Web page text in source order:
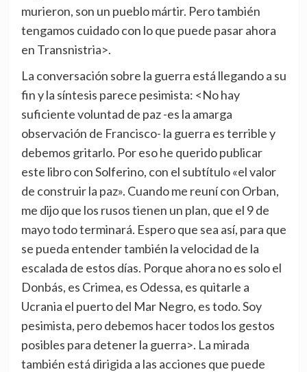
murieron, son un pueblo mártir. Pero también
tengamos cuidado con lo que puede pasar ahora
en Transnistria>.
La conversación sobre la guerra está llegando a su
fin y la síntesis parece pesimista: <No hay
suficiente voluntad de paz -es la amarga
observación de Francisco- la guerra es terrible y
debemos gritarlo. Por eso he querido publicar
este libro con Solferino, con el subtítulo «el valor
de construir la paz». Cuando me reuní con Orban,
me dijo que los rusos tienen un plan, que el 9 de
mayo todo terminará. Espero que sea así, para que
se pueda entender también la velocidad de la
escalada de estos días. Porque ahora no es solo el
Donbás, es Crimea, es Odessa, es quitarle a
Ucrania el puerto del Mar Negro, es todo. Soy
pesimista, pero debemos hacer todos los gestos
posibles para detener la guerra>. La mirada
también está dirigida a las acciones que puede